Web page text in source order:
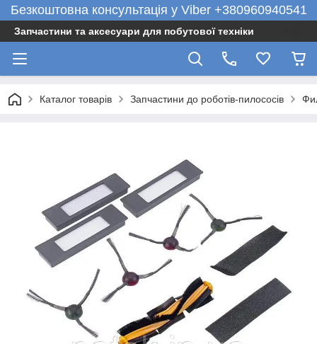
Безкоштовна консультація у Viber +380960940541
Запчастини та аксесуари для побутової техніки
Каталог товарів Запчастини до роботів-пилососів